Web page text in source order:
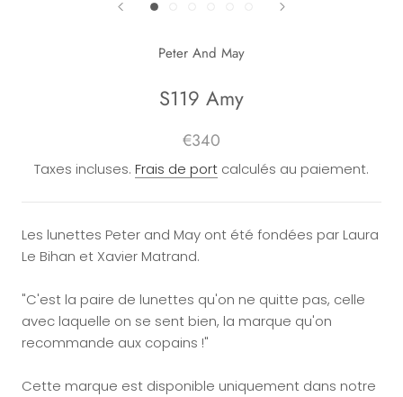
Peter And May
S119 Amy
€340
Taxes incluses. Frais de port calculés au paiement.
Les lunettes Peter and May ont été fondées par Laura
Le Bihan et Xavier Matrand.
"C'est la paire de lunettes qu'on ne quitte pas, celle
avec laquelle on se sent bien, la marque qu'on
recommande aux copains !"
Cette marque est disponible uniquement dans notre